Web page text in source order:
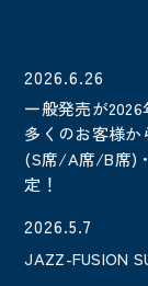
2026.6.26
一般発売が
多くのお客様
(S席/A席/B席)
定！
2026.5.7
JAZZ-FUSION